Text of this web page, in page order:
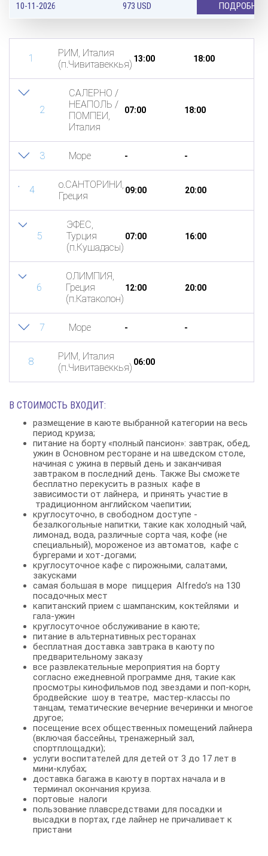
10-11-2026 973USD ПОДРОБНЕЕ
1
РИМ, Италия
(п.Чивитавеккья) 13:00 18:00
2
САЛЕРНО /
НЕАПОЛЬ /
ПОМПЕИ,
Италия
07:00 18:00
3 Море - -
4
о.САНТОРИНИ,
Греция
09:00 20:00
5
ЭФЕС,
Турция
(п.Кушадасы)
07:00 16:00
6
ОЛИМПИЯ,
Греция
(п.Катаколон)
12:00 20:00
7 Море - -
8
РИМ, Италия
(п.Чивитавеккья) 06:00
В СТОИМОСТЬ ВХОДИТ:
размещение в каюте выбранной категории на весь
период круиза;
питание на борту «полный пансион»: завтрак, обед,
ужин в Основном ресторане и на шведском столе,
начиная с ужина в первый день и заканчивая
завтраком в последний день. Также Вы сможете
бесплатно перекусить в разных кафе в
зависимости от лайнера, и принять участие в
традиционном английском чаепитии;
круглосуточно, в свободном доступе -
безалкогольные напитки, такие как холодный чай,
лимонад, вода, различные сорта чая, кофе (не
специальный), мороженое из автоматов, кафе с
бургерами и хот-догами;
круглосуточное кафе с пирожными, салатами,
закусками
самая большая в море пиццерия Alfredo’s на 130
посадочных мест
капитанский прием с шампанским, коктейлями и
гала-ужин
круглосуточное обслуживание в каюте;
питание в альтернативных ресторанах
бесплатная доставка завтрака в каюту по
предварительному заказу
все развлекательные мероприятия на борту
согласно ежедневной программе дня, такие как
просмотры кинофильмов под звездами и поп-корн,
бродвейские шоу в театре, мастер-классы по
танцам, тематические вечерние вечеринки и многое
другое;
посещение всех общественных помещений лайнера
(включая бассейны, тренажерный зал,
спортплощадки);
услуги воспитателей для детей от 3 до 17 лет в
мини-клубах;
доставка багажа в каюту в портах начала и в
терминал окончания круиза.
портовые налоги
пользование плавсредствами для посадки и
высадки в портах, где лайнер не причаливает к
пристани